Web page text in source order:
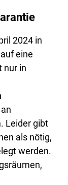
2024 in
eine
nur in
Leider gibt
als nötig,
werden.